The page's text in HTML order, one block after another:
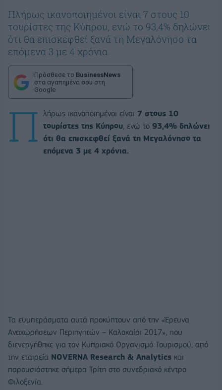
Πλήρως ικανοποιημένοι είναι 7 στους 10
τουρίστες της Κύπρου, ενώ το 93,4% δηλώνει
ότι θα επισκεφθεί ξανά τη Μεγαλόνησο τα
επόμενα 3 με 4 χρόνια.
Πρόσθεσε το BusinessNews
στα αγαπημένα σου στη
Google
Π λήρως ικανοποιημένοι είναι 7 στους 10
τουρίστες της Κύπρου , ενώ το 93,4% δηλώνει
ότι θα επισκεφθεί ξανά τη Μεγαλόνησο τα
επόμενα 3 με 4 χρόνια.
Τα ευμπεράσματα αυτά προκύπτουν από την «Έρευνα
Αναχωρήσεων Περιηγητών – Καλοκαίρι 2017», που
διενεργήθηκε για τον Κυπριακό Οργανισμό Τουρισμού, από
την εταιρεία NOVERNA Research & Analytics και
παρουσιάστηκε σήμερα Τρίτη στο συνεδριακό κέντρο
Φιλοξενία.